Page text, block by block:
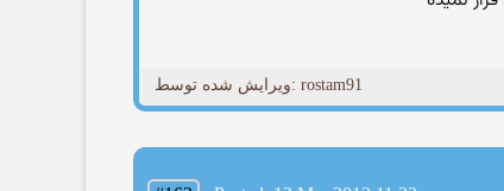
ویرایش شده توسط: rostam91